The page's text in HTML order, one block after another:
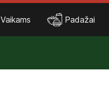
Vaikams Padažai